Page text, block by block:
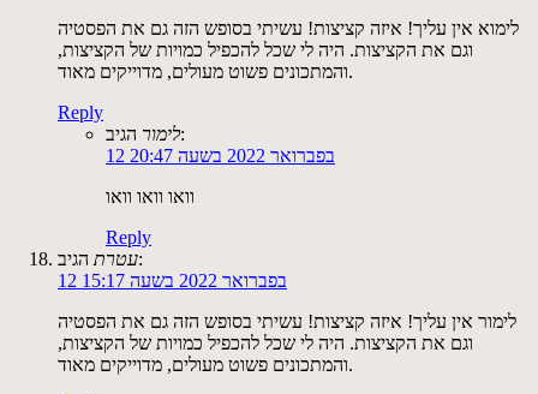
לימוא אין עליך! איזה קציצות! עשיתי בסופש הזה גם את הפסטיה
וגם את הקציצות. היה לי שכל להכפיל כמויות של הקציצות,
והמתכונים פשוט מעולים, מדוייקים מאוד.
Reply
לימורהגיב:
12 בפברואר 2022 בשעה 20:47
וואו וואו וואו
Reply
עטרתהגיב:
12 בפברואר 2022 בשעה 15:17
לימור אין עליך! איזה קציצות! עשיתי בסופש הזה גם את הפסטיה
וגם את הקציצות. היה לי שכל להכפיל כמויות של הקציצות,
והמתכונים פשוט מעולים, מדוייקים מאוד.